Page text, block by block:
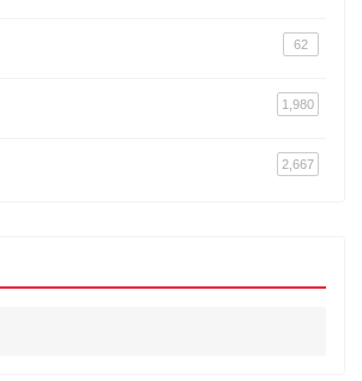
62
1,980
2,667